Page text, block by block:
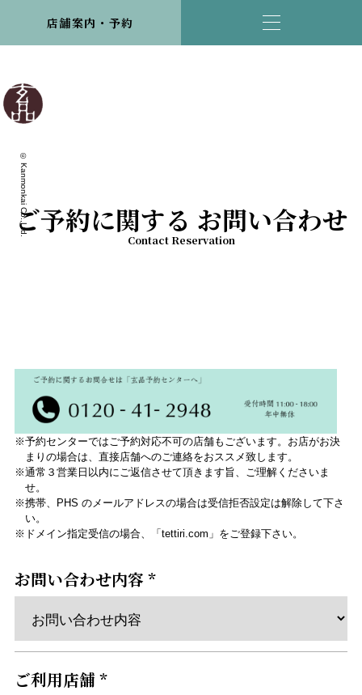
店舗案内・予約
© Kanmonkai Co.,Ltd.
ご予約に関する お問い合わせ
Contact Reservation
※予約センターではご予約対応不可の店舗もございます。お店がお決
まりの場合は、直接店舗へのご連絡をおススメ致します。
※通常３営業日以内にご返信させて頂きます旨、ご理解くださいま
せ。
※携帯、PHS のメールアドレスの場合は受信拒否設定は解除して下さ
い。
※ドメイン指定受信の場合、「tettiri.com」をご登録下さい。
お問い合わせ内容 *
ご利用店舗 *